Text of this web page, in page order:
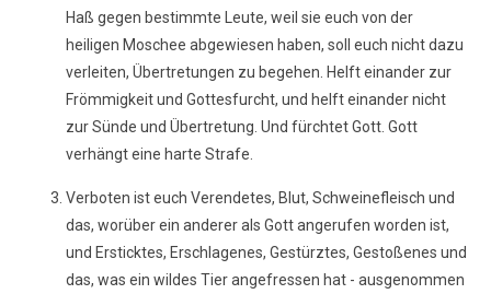
Haß gegen bestimmte Leute, weil sie euch von der
heiligen Moschee abgewiesen haben, soll euch nicht dazu
verleiten, Übertretungen zu begehen. Helft einander zur
Frömmigkeit und Gottesfurcht, und helft einander nicht
zur Sünde und Übertretung. Und fürchtet Gott. Gott
verhängt eine harte Strafe.
Verboten ist euch Verendetes, Blut, Schweinefleisch und
das, worüber ein anderer als Gott angerufen worden ist,
und Ersticktes, Erschlagenes, Gestürztes, Gestoßenes und
das, was ein wildes Tier angefressen hat - ausgenommen